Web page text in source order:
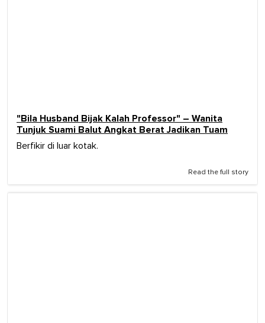
"Bila Husband Bijak Kalah Professor" – Wanita
Tunjuk Suami Balut Angkat Berat Jadikan Tuam
Berfikir di luar kotak.
Read the full story